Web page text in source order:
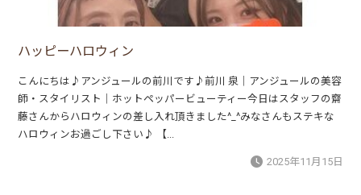
ハッピーハロウィン
こんにちは♪アンジュールの前川です♪前川 泉｜アンジュールの美容
師・スタイリスト｜ホットペッパービューティー今日はスタッフの齋
藤さんからハロウィンの差し入れ頂きました^_^みなさんもステキな
ハロウィンお過ごし下さい♪ 【...
2025年11月15日